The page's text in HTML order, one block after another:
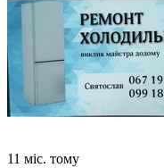
11 міс. тому